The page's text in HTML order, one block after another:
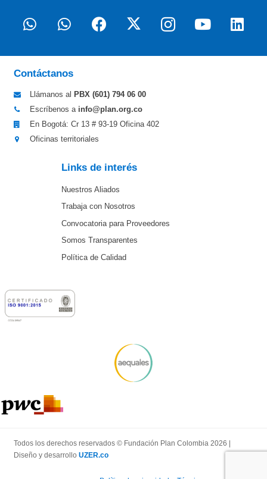
Contáctanos
Llámanos al PBX (601) 794 06 00
Escríbenos a info@plan.org.co
En Bogotá: Cr 13 # 93-19 Oficina 402
Oficinas territoriales
Links de interés
Nuestros Aliados
Trabaja con Nosotros
Convocatoria para Proveedores
Somos Transparentes
Política de Calidad
Todos los derechos reservados © Fundación Plan Colombia 2026 |
Diseño y desarrollo UZER.co